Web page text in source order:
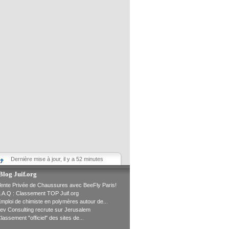
Dernière mise à jour, il y a 52 minutes
Juif.org
Privée de Chaussures avec BeeFly Paris!
: Classement TOP Juif.org
de chimiste en polymères autour de...
Consulting recrute sur Jerusalem
"officiel" des sites de...